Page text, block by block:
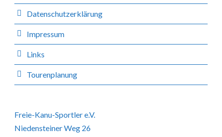
Datenschutzerklärung
Impressum
Links
Tourenplanung
Freie-Kanu-Sportler e.V.
Niedensteiner Weg 26